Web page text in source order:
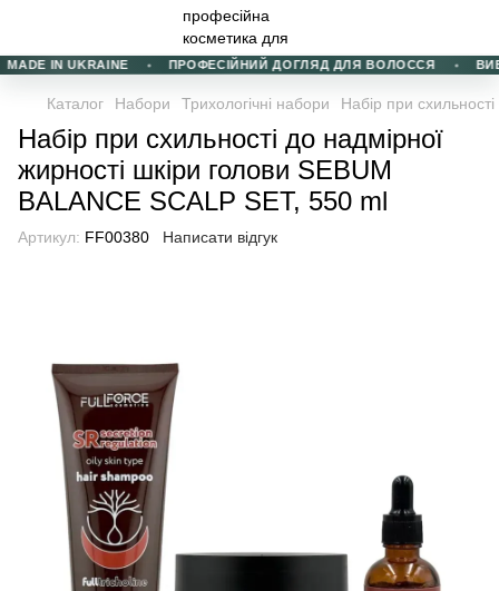
IN UKRAINE ПРОФЕСІЙНИЙ ДОГЛЯД ДЛЯ ВОЛОССЯ
Каталог Набори Трихологічні набори Набір при
Набір при схильності до надмірної
жирності шкіри голови SEBUM
BALANCE SCALP SET, 550 ml
Артикул: FF00380 Написати відгук